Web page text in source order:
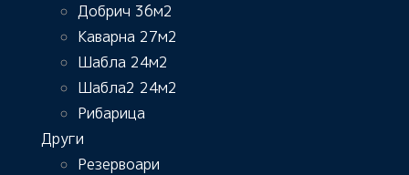
Добрич 36м2
Каварна 27м2
Шабла 24м2
Шабла2 24м2
Рибарица
Други
Резервоари